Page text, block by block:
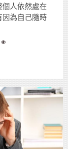
人依然處在
因為自己隨時